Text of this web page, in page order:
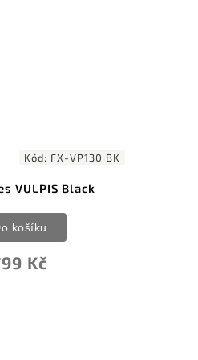
Kód:G1728
Slim Drive Onyx
193 Kč
košíku